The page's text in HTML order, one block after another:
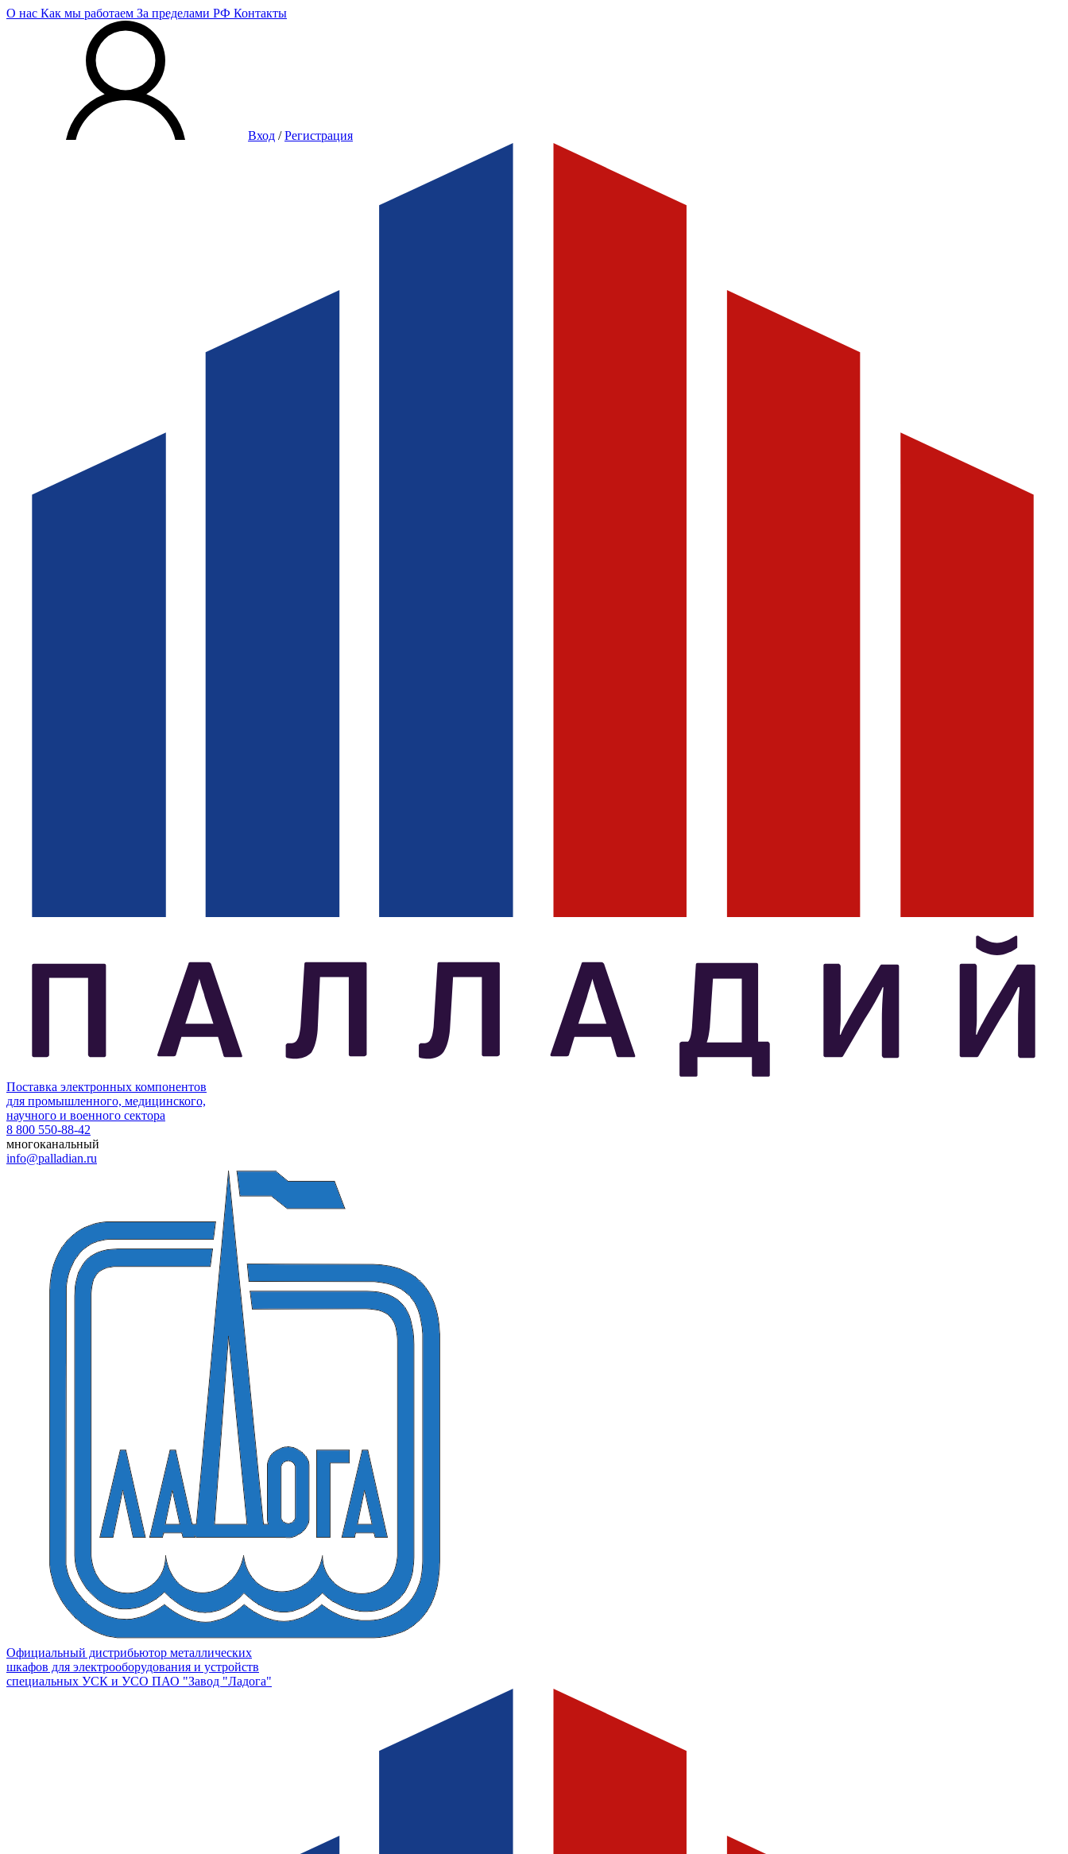
О нас Как мы работаем За пределами РФ Контакты
Вход /Регистрация
Поставка электронных компонентов
для промышленного, медицинского,
научного и военного сектора
8 800 550-88-42
многоканальный
info@palladian.ru
Официальный дистрибьютор металлических
шкафов для электрооборудования и устройств
специальных УСК и УСО ПАО "Завод "Ладога"